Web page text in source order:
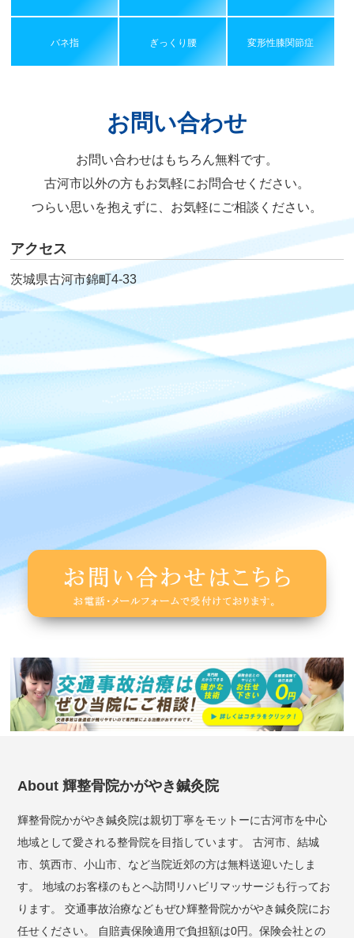
バネ指 ぎっくり腰 変形性膝関節症
お問い合わせ
お問い合わせはもちろん無料です。
古河市以外の方もお気軽にお問合せください。
つらい思いを抱えずに、お気軽にご相談ください。
アクセス
茨城県古河市錦町4-33
About 輝整骨院かがやき鍼灸院
輝整骨院かがやき鍼灸院は親切丁寧をモットーに古河市を中心
地域として愛される整骨院を目指しています。 古河市、結城
市、筑西市、小山市、など当院近郊の方は無料送迎いたしま
す。 地域のお客様のもとへ訪問リハビリマッサージも行ってお
ります。 交通事故治療などもぜひ輝整骨院かがやき鍼灸院にお
任せください。 自賠責保険適用で負担額は0円。保険会社との